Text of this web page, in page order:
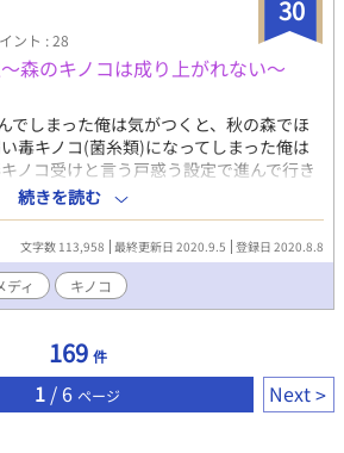
30
ント : 28
森のキノコは成り上がれない〜
でしまった俺は気がつくと、秋の森でほ
キノコ(菌糸類)になってしまった俺は
コ受けと言う戸惑う設定で進んで行き
あります。 完結致しました。 物凄くゆる
す。 シリアスは基本的家出して帰って来
R18です。公園でキノコを見かけたので書
いませんよ？＼(^-^)／ 短篇詐欺になっ
た_(:3 」∠)_キノコでこんなに引っ張る
うか？ このお話は小説家になろう様に
ります。 お題・お月見
novel/804656690/606544354
続きを読む
文字数 113,958 最終更新日 2020.9.5 登録日 2020.8.8
ディ キノコ
169 件
1 / 6 ページ Next